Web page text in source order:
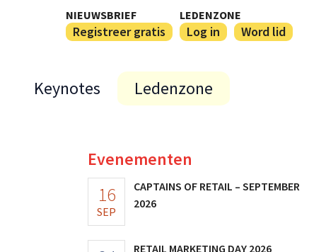
NIEUWSBRIEF
Registreer gratis
LEDENZONE
Log in Word lid
Keynotes Ledenzone
Evenementen
16
SEP
CAPTAINS OF RETAIL – SEPTEMBER
2026
RETAIL MARKETING DAY 2026